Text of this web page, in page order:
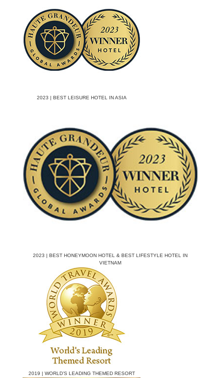
2023 | BEST LEISURE HOTEL IN ASIA
2023 | BEST HONEYMOON HOTEL & BEST LIFESTYLE HOTEL IN
VIETNAM
2019 | WORLD’S LEADING THEMED RESORT